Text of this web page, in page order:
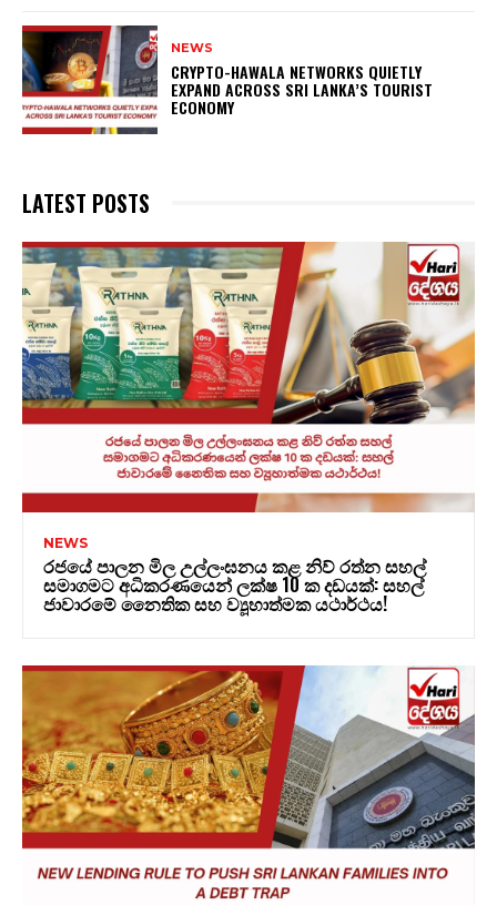
NEWS
CRYPTO-HAWALA NETWORKS QUIETLY
EXPAND ACROSS SRI LANKA’S TOURIST
ECONOMY
LATEST POSTS
NEWS
රජයේ පාලන මිල උල්ලංඝනය කළ නිව් රත්න සහල්
සමාගමට අධිකරණයෙන් ලක්ෂ 10 ක දඩයක්: සහල්
ජාවාරමේ නෛතික සහ ව්‍යූහාත්මක යථාර්ථය!